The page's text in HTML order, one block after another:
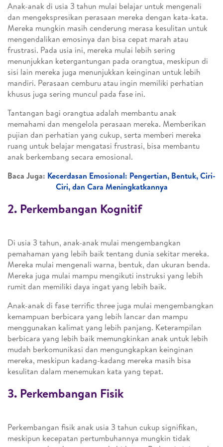
Anak-anak di usia 3 tahun mulai belajar untuk mengenali
dan mengekspresikan perasaan mereka dengan kata-kata.
Mereka mungkin masih cenderung merasa kesulitan untuk
mengendalikan emosinya dan bisa cepat marah atau
frustrasi. Pada usia ini, mereka mulai lebih sering
menunjukkan ketergantungan pada orangtua, meskipun di
sisi lain mereka juga menunjukkan keinginan untuk lebih
mandiri. Perasaan cemburu atau ingin memiliki perhatian
khusus juga sering muncul pada fase ini.
Tantangan bagi orangtua adalah membantu anak
memahami dan mengelola perasaan mereka. Memberikan
pujian dan perhatian yang cukup, serta memberi mereka
ruang untuk belajar mengatasi frustrasi, bisa membantu
anak berkembang secara emosional.
Baca Juga: Kecerdasan Emosional: Pengertian, Bentuk, Ciri-
Ciri, dan Cara Meningkatkannya
2. Perkembangan Kognitif
Di usia 3 tahun, anak-anak mulai mengembangkan
pemahaman yang lebih baik tentang dunia sekitar mereka.
Mereka mulai mengenali warna, bentuk, dan ukuran benda.
Mereka juga mulai mampu mengikuti instruksi yang lebih
rumit dan memiliki daya ingat yang lebih baik.
Anak-anak di fase terrific three juga mulai mengembangkan
kemampuan berbicara yang lebih lancar dan mampu
menggunakan kalimat yang lebih panjang. Keterampilan
berbicara yang lebih baik memungkinkan anak untuk lebih
mudah berkomunikasi dan mengungkapkan keinginan
mereka, meskipun kadang-kadang mereka masih bisa
kesulitan dalam menemukan kata yang tepat.
3. Perkembangan Fisik
Perkembangan fisik anak usia 3 tahun cukup signifikan,
meskipun kecepatan pertumbuhannya mungkin tidak